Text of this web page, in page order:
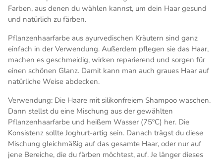
Farben, aus denen du wählen kannst, um dein Haar gesund
und natürlich zu färben.
Pflanzenhaarfarbe aus ayurvedischen Kräutern sind ganz
einfach in der Verwendung. Außerdem pflegen sie das Haar,
machen es geschmeidig, wirken reparierend und sorgen für
einen schönen Glanz. Damit kann man auch graues Haar auf
natürliche Weise abdecken.
Verwendung: Die Haare mit silikonfreiem Shampoo waschen.
Dann stellst du eine Mischung aus der gewählten
Pflanzenhaarfarbe und heißem Wasser (75ºC) her. Die
Konsistenz sollte Joghurt-artig sein. Danach trägst du diese
Mischung gleichmäßig auf das gesamte Haar, oder nur auf
jene Bereiche, die du färben möchtest, auf. Je länger dieses